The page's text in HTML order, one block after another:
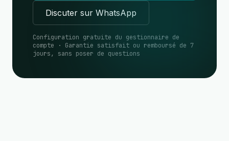
Discuter sur WhatsApp
Configuration gratuite du gestionnaire de
compte · Garantie satisfait ou remboursé de 7
jours, sans poser de questions